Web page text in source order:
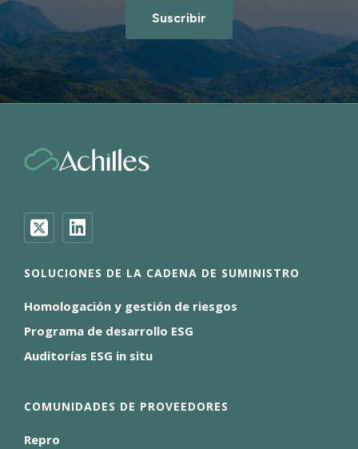
Suscribir
SOLUCIONES DE LA CADENA DE SUMINISTRO
Homologación y gestión de riesgos
Programa de desarrollo ESG
Auditorías ESG in situ
COMUNIDADES DE PROVEEDORES
Repro